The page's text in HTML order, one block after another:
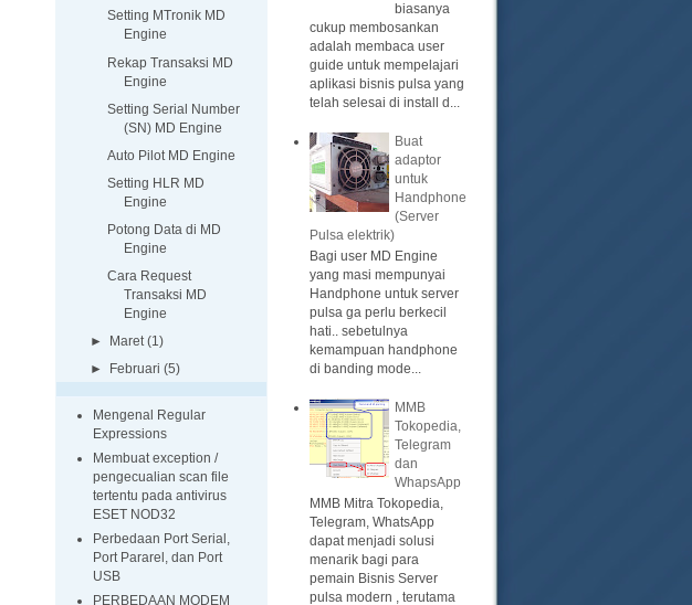
Setting MTronik MD
Engine
Rekap Transaksi MD
Engine
Setting Serial Number
(SN) MD Engine
Auto Pilot MD Engine
Setting HLR MD
Engine
Potong Data di MD
Engine
Cara Request
Transaksi MD
Engine
►
Maret(1)
►
Februari (5)
Mengenal Regular
Expressions
Membuat exception /
pengecualian scan file
tertentu pada antivirus
ESET NOD32
Perbedaan Port Serial,
Port Pararel, dan Port
USB
PERBEDAAN MODEM
biasanya
cukup membosankan
adalah membaca user
guide untuk mempelajari
aplikasi bisnis pulsa yang
telah selesai di install d...
Buat
adaptor
untuk
Handphone
(Server
Pulsa elektrik)
Bagi user MD Engine
yang masi mempunyai
Handphone untuk server
pulsa ga perlu berkecil
hati.. sebetulnya
kemampuan handphone
di banding mode...
MMB
Tokopedia,
Telegram
dan
WhapsApp
MMB Mitra Tokopedia,
Telegram, WhatsApp
dapat menjadi solusi
menarik bagi para
pemain Bisnis Server
pulsa modern , terutama